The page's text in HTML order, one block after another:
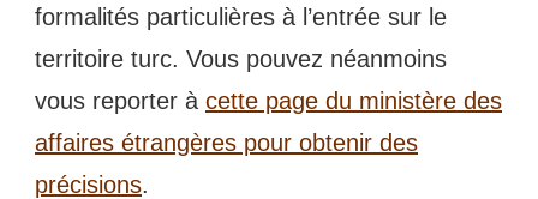
formalités particulières à l’entrée sur le
territoire turc. Vous pouvez néanmoins
vous reporter à cette page du ministère des
affaires étrangères pour obtenir des
précisions.